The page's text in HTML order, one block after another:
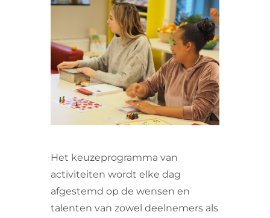
VRIJWILLIGERS & STAGIAIRES
Het keuzeprogramma van
activiteiten wordt elke dag
afgestemd op de wensen en
talenten van zowel deelnemers als